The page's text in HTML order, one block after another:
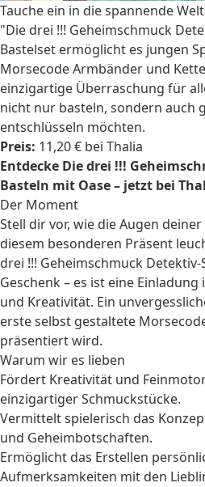
Tauche ein in die spannende
"Die drei !!! Geheimschmuck
Bastelset ermöglicht es jungen
Morsecode Armbänder und
einzigartige Überraschung für
nicht nur basteln, sondern auch
entschlüsseln möchten.
Preis: 11,20 € bei Thalia
Entdecke Die drei !!!
Basteln mit Oase – jetzt bei
Der Moment
Stell dir vor, wie die Augen
diesem besonderen Präsent
drei !!! Geheimschmuck
Geschenk – es ist eine
und Kreativität. Ein
erste selbst gestaltete
präsentiert wird.
Warum wir es lieben
Fördert Kreativität und
einzigartiger Schmuckstücke.
Vermittelt spielerisch das
und Geheimbotschaften.
Ermöglicht das Erstellen
Aufmerksamkeiten mit den